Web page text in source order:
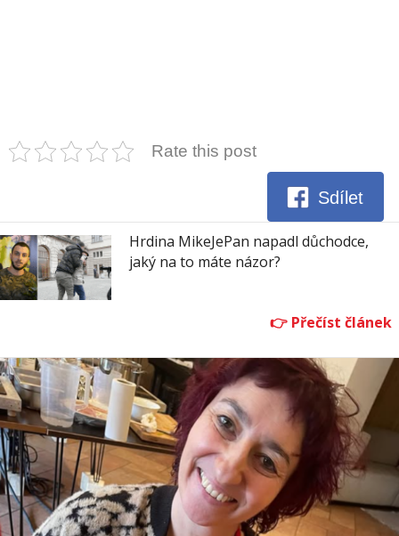
Rate this post
Sdílet
Hrdina MikeJePan napadl důchodce,
jaký na to máte názor?